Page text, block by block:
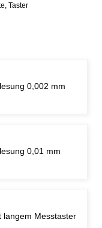
Taster
0,002 mm
0,01 mm
langem Messtaster